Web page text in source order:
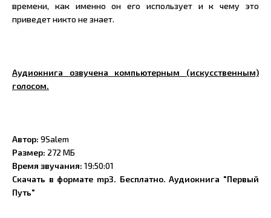
времени, как именно он его использует и к чему это
приведет никто не знает.
Аудиокнига озвучена компьютерным (искусственным)
голосом.
Автор: 9Salem
Размер: 272 МБ
Время звучания: 19:50:01
Скачать в формате mp3. Бесплатно. Аудиокнига "Первый
Путь"